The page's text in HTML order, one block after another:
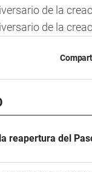
reapertura del